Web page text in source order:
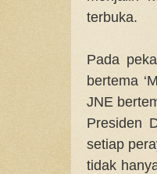
terbuka.
Pada
bertema
JNE
Presiden
setiap
tidak